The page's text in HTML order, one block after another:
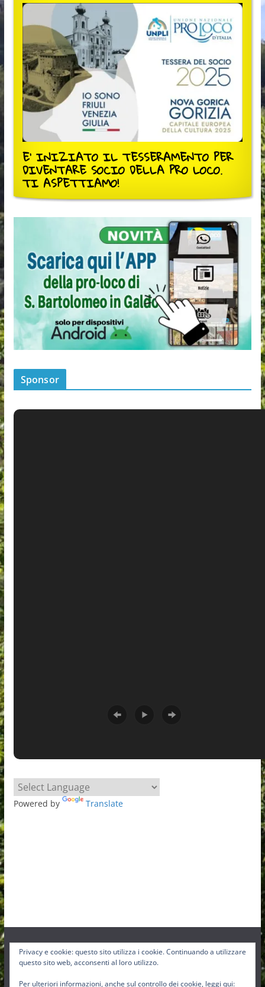
E' INIZIATO IL TESSERAMENTO PER
DIVENTARE SOCIO DELLA PRO LOCO.
TI ASPETTIAMO!
Sponsor
Powered by Translate
Facebook
Instagram
Twitter
Privacy e cookie: questo sito utilizza i cookie. Continuando a utilizzare
questo sito web, acconsenti al loro utilizzo.
Per ulteriori informazioni, anche sul controllo dei cookie, leggi qui: